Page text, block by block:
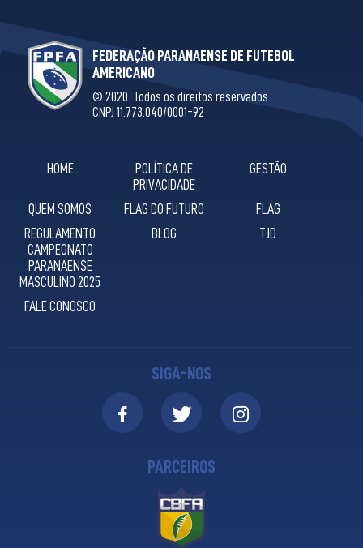
FEDERAÇÃO PARANAENSE DE FUTEBOL
AMERICANO
© 2020. Todos os direitos reservados.
CNPJ 11.773.040/0001-92
HOME
POLÍTICA DE
PRIVACIDADE
GESTÃO
QUEM SOMOS FLAG DO FUTURO
FLAG
REGULAMENTO
CAMPEONATO
PARANAENSE
MASCULINO 2025
BLOG TJD
FALE CONOSCO
SIGA-NOS
PARCEIROS